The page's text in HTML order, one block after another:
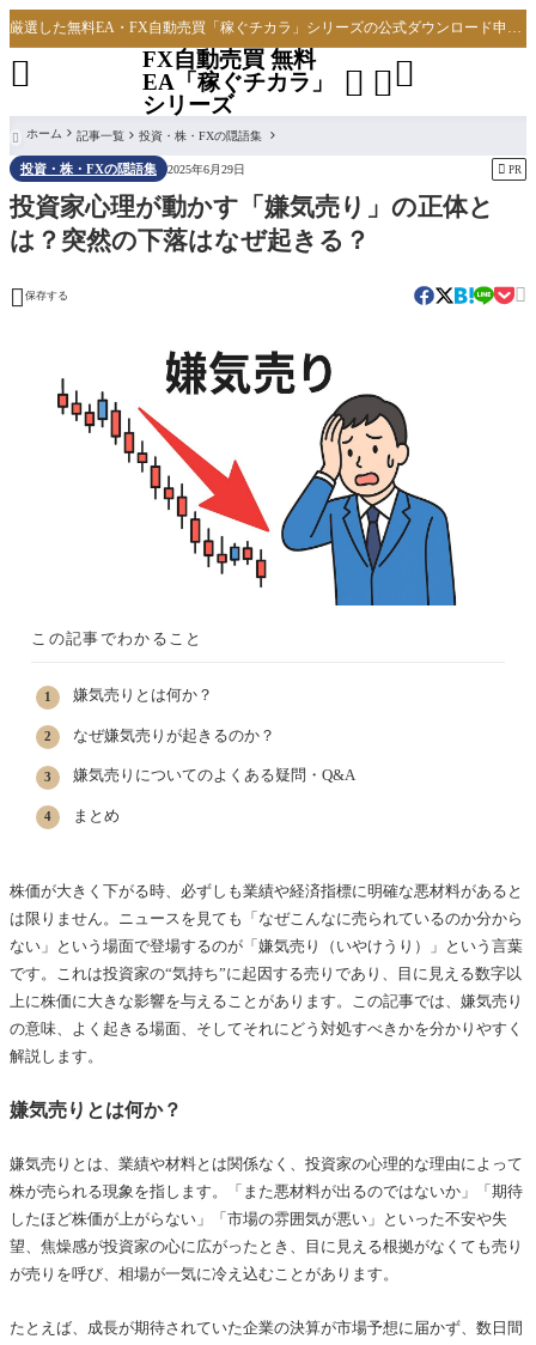
厳選した無料EA・FX自動売買「稼ぐチカラ」シリーズの公式ダウンロード申し込みサイト
FX自動売買 無料
EA「稼ぐチカラ」
シリーズ
 

 ホーム 記事一覧 投資・株・FXの隠語集
投資・株・FXの隠語集 2025年6月29日  PR
投資家心理が動かす「嫌気売り」の正体と
は？突然の下落はなぜ起きる？
 保存する 
この記事でわかること
嫌気売りとは何か？
なぜ嫌気売りが起きるのか？
嫌気売りについてのよくある疑問・Q&A
まとめ
株価が大きく下がる時、必ずしも業績や経済指標に明確な悪材料があると
は限りません。ニュースを見ても「なぜこんなに売られているのか分から
ない」という場面で登場するのが「嫌気売り（いやけうり）」という言葉
です。これは投資家の“気持ち”に起因する売りであり、目に見える数字以
上に株価に大きな影響を与えることがあります。この記事では、嫌気売り
の意味、よく起きる場面、そしてそれにどう対処すべきかを分かりやすく
解説します。
嫌気売りとは何か？
嫌気売りとは、業績や材料とは関係なく、投資家の心理的な理由によって
株が売られる現象を指します。「また悪材料が出るのではないか」「期待
したほど株価が上がらない」「市場の雰囲気が悪い」といった不安や失
望、焦燥感が投資家の心に広がったとき、目に見える根拠がなくても売り
が売りを呼び、相場が一気に冷え込むことがあります。
たとえば、成長が期待されていた企業の決算が市場予想に届かず、数日間